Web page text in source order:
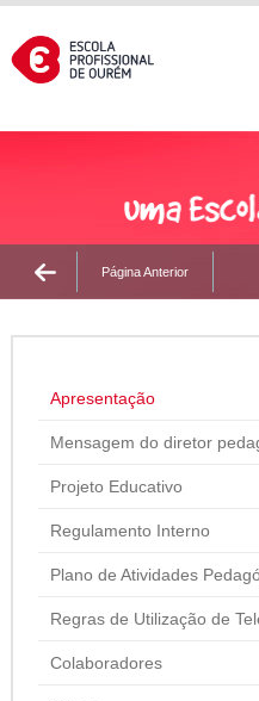
Página Anterior
Apresentação
Mensagem do diretor
Projeto Educativo
Regulamento Interno
Plano de Atividades
Regras de Utilização de
Colaboradores